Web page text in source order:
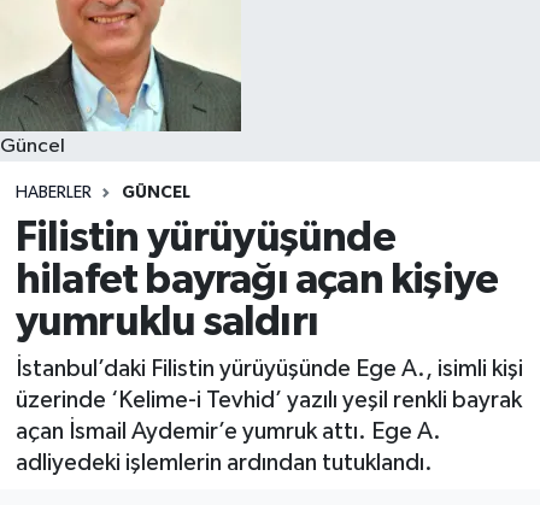
Güncel
HABERLER GÜNCEL
Filistin yürüyüşünde
hilafet bayrağı açan kişiye
yumruklu saldırı
İstanbul’daki Filistin yürüyüşünde Ege A., isimli kişi
üzerinde ‘Kelime-i Tevhid’ yazılı yeşil renkli bayrak
açan İsmail Aydemir’e yumruk attı. Ege A.
adliyedeki işlemlerin ardından tutuklandı.